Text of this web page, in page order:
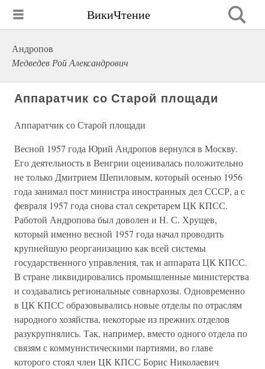
ВикиЧтение
Андропов
Медведев Рой Александрович
Аппаратчик со Старой площади
Аппаратчик со Старой площади
Весной 1957 года Юрий Андропов вернулся в Москву.
Его деятельность в Венгрии оценивалась положительно
не только Дмитрием Шепиловым, который осенью 1956
года занимал пост министра иностранных дел СССР, а с
февраля 1957 года снова стал секретарем ЦК КПСС.
Работой Андропова был доволен и Н. С. Хрущев,
который именно весной 1957 года начал проводить
крупнейшую реорганизацию как всей системы
государственного управления, так и аппарата ЦК КПСС.
В стране ликвидировались промышленные министерства
и создавались региональные совнархозы. Одновременно
в ЦК КПСС образовывались новые отделы по отраслям
народного хозяйства, некоторые из прежних отделов
разукрупнялись. Так, например, вместо одного отдела по
связям с коммунистическими партиями, во главе
которого стоял член ЦК КПСС Борис Николаевич